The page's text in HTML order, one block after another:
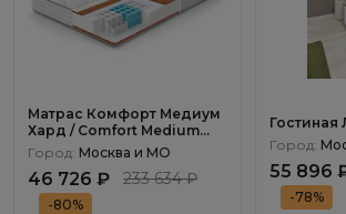
Матрас Комфорт Медиум
Хард / Comfort Medium
Hard 160×200см
Город: Москва и МО
46 726 ₽ 233 634 ₽
-80%
Гостиная
Город:
55 896
-78%